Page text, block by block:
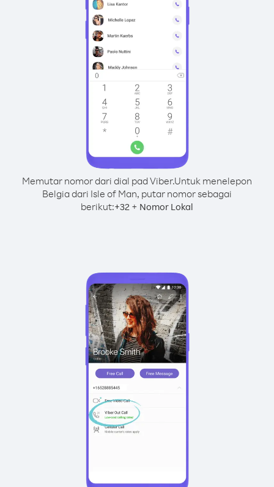
Memutar nomor dari dial pad Viber.Untuk menelepon
Belgia dari Isle of Man, putar nomor sebagai
berikut:+32 + Nomor Lokal